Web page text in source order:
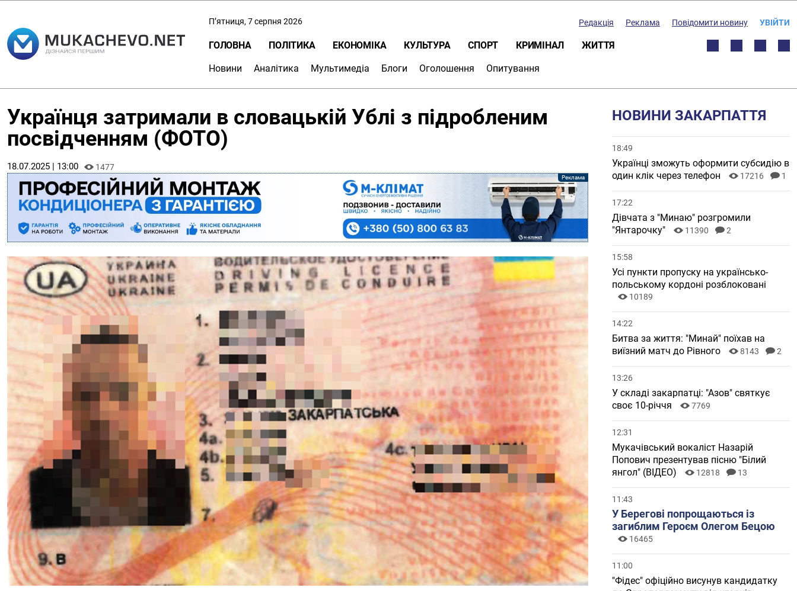
П’ятниця, 7 серпня 2026 Редакція Реклама Повідомити новину УВІЙТИ
ГОЛОВНА ПОЛІТИКА ЕКОНОМІКА КУЛЬТУРА СПОРТ КРИМІНАЛ ЖИТТЯ
Новини Аналітика Мультимедіа Блоги Оголошення Опитування
Українця затримали в словацькій Ублі з підробленим
посвідченням (ФОТО)
18.07.2025 | 13:00 1477
НОВИНИ ЗАКАРПАТТЯ
18:49
Українці зможуть оформити субсидію в
один клік через телефон
17216 1
17:22
Дівчата з "Минаю" розгромили
"Янтарочку"
11390 2
15:58
Усі пункти пропуску на українсько-
польському кордоні розблоковані
10189
14:22
Битва за життя: "Минай" поїхав на
виїзний матч до Рівного
8143 2
13:26
У складі закарпатці: "Азов" святкує
своє 10-річчя
7769
12:31
Мукачівський вокаліст Назарій
Попович презентував пісню "Білий
янгол" (ВІДЕО)
12818 13
11:43
У Берегові попрощаються із
загиблим Героєм Олегом Бецою
16465
11:00
"Фідес" офіційно висунув кандидатку